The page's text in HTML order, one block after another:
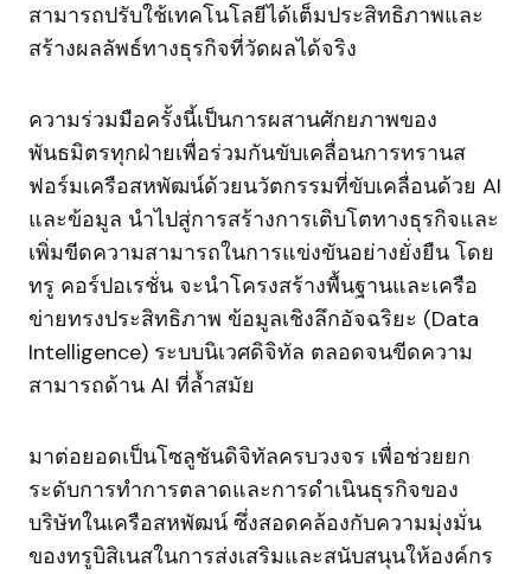
สามารถปรับใช้เทคโนโลยีได้เต็มประสิทธิภาพและ
สร้างผลลัพธ์ทางธุรกิจที่วัดผลได้จริง
ความร่วมมือครั้งนี้เป็นการผสานศักยภาพของ
พันธมิตรทุกฝ่ายเพื่อร่วมกันขับเคลื่อนการทรานส
ฟอร์มเครือสหพัฒน์ด้วยนวัตกรรมที่ขับเคลื่อนด้วย AI
และข้อมูล นำไปสู่การสร้างการเติบโตทางธุรกิจและ
เพิ่มขีดความสามารถในการแข่งขันอย่างยั่งยืน โดย
ทรู คอร์ปอเรชั่น จะนำโครงสร้างพื้นฐานและเครือ
ข่ายทรงประสิทธิภาพ ข้อมูลเชิงลึกอัจฉริยะ (Data
Intelligence) ระบบนิเวศดิจิทัล ตลอดจนขีดความ
สามารถด้าน AI ที่ล้ำสมัย
มาต่อยอดเป็นโซลูชันดิจิทัลครบวงจร เพื่อช่วยยก
ระดับการทำการตลาดและการดำเนินธุรกิจของ
บริษัทในเครือสหพัฒน์ ซึ่งสอดคล้องกับความมุ่งมั่น
ของทรูบิสิเนสในการส่งเสริมและสนับสนุนให้องค์กร